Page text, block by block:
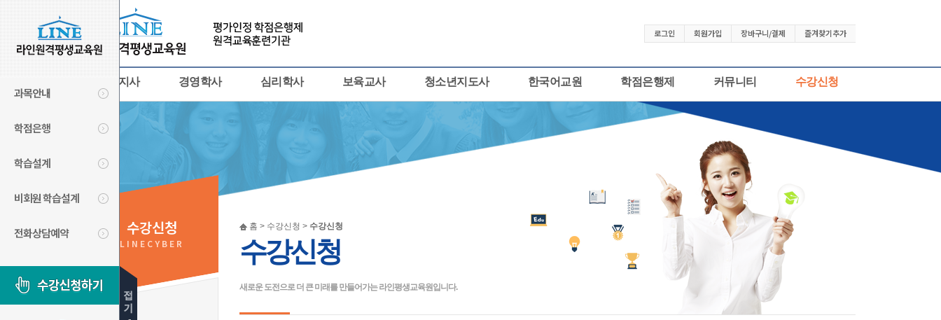
과목안내
학점은행
학습설계
비회원 학습설계
전화상담예약
로그인 회원가입 장바구니/결제 즐겨찾기추가
사회복지사 경영학사 심리학사 보육교사 청소년지도사 한국어교원 학점은행제 커뮤니티 수강신청
수강신청
LINECYBER
홈 > 수강신청 > 수강신청
수강신청
새로운 도전으로 더 큰 미래를 만들어가는 라인평생교육원입니다.